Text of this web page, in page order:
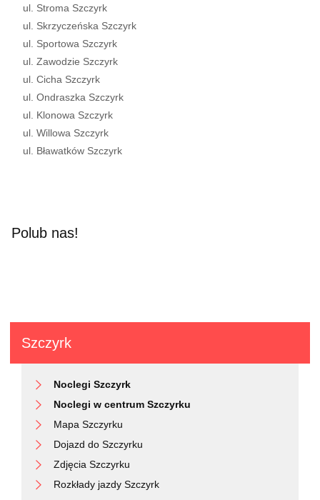
ul. Stroma Szczyrk
ul. Skrzyczeńska Szczyrk
ul. Sportowa Szczyrk
ul. Zawodzie Szczyrk
ul. Cicha Szczyrk
ul. Ondraszka Szczyrk
ul. Klonowa Szczyrk
ul. Willowa Szczyrk
ul. Bławatków Szczyrk
Polub nas!
Szczyrk
Noclegi Szczyrk
Noclegi w centrum Szczyrku
Mapa Szczyrku
Dojazd do Szczyrku
Zdjęcia Szczyrku
Rozkłady jazdy Szczyrk